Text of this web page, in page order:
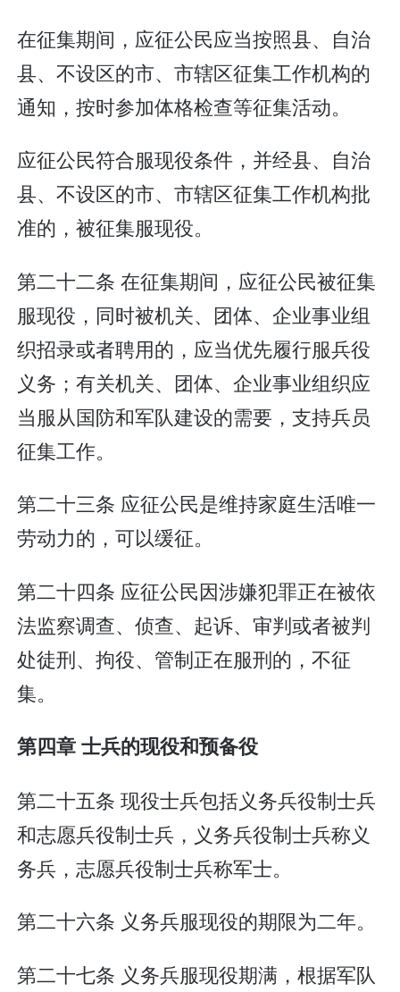
在征集期间，应征公民应当按照县、自治
县、不设区的市、市辖区征集工作机构的
通知，按时参加体格检查等征集活动。
应征公民符合服现役条件，并经县、自治
县、不设区的市、市辖区征集工作机构批
准的，被征集服现役。
第二十二条 在征集期间，应征公民被征集
服现役，同时被机关、团体、企业事业组
织招录或者聘用的，应当优先履行服兵役
义务；有关机关、团体、企业事业组织应
当服从国防和军队建设的需要，支持兵员
征集工作。
第二十三条 应征公民是维持家庭生活唯一
劳动力的，可以缓征。
第二十四条 应征公民因涉嫌犯罪正在被依
法监察调查、侦查、起诉、审判或者被判
处徒刑、拘役、管制正在服刑的，不征
集。
第四章 士兵的现役和预备役
第二十五条 现役士兵包括义务兵役制士兵
和志愿兵役制士兵，义务兵役制士兵称义
务兵，志愿兵役制士兵称军士。
第二十六条 义务兵服现役的期限为二年。
第二十七条 义务兵服现役期满，根据军队